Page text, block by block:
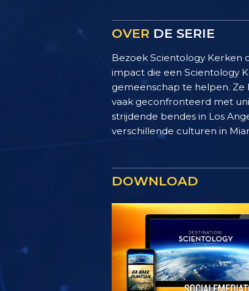
OVER DE SERIE
Bezoek Scientology Kerken
impact die een Scientology
gemeenschap te helpen. Ze
vaak geconfronteerd met
strijdende bendes in Los
verschillende culturen in
DOWNLOAD